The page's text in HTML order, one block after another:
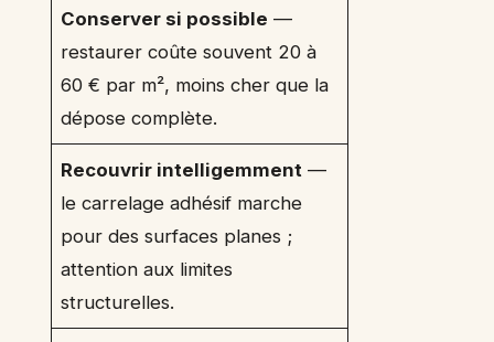
Conserver si possible —
restaurer coûte souvent 20 à
60 € par m², moins cher que la
dépose complète.
Recouvrir intelligemment —
le carrelage adhésif marche
pour des surfaces planes ;
attention aux limites
structurelles.